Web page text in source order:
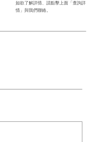
如欲了解詳情、請點擊上面「查詢詳
情」與我們聯絡。